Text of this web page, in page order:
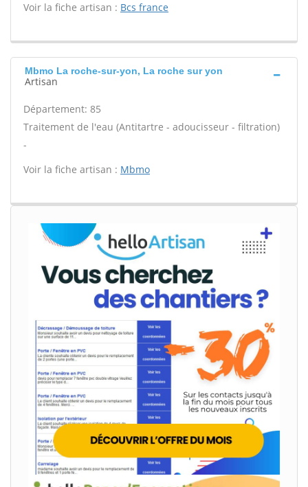
Voir la fiche artisan : Bcs france
Mbmo La roche-sur-yon, La roche sur yon
Artisan
Département: 85
Traitement de l'eau (Antitartre - adoucisseur - filtration)
-
Voir la fiche artisan : Mbmo